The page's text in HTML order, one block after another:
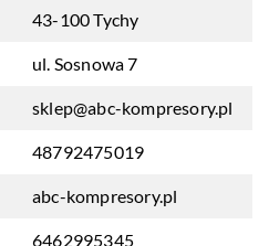
43-100 Tychy
ul. Sosnowa 7
sklep@abc-kompresory.pl
48792475019
abc-kompresory.pl
6462995345